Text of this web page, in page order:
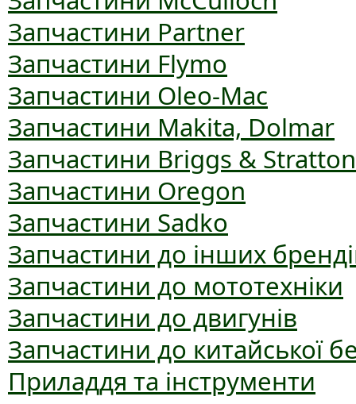
Запчастини Partner
Запчастини Flymo
Запчастини Oleo-Mac
Запчастини Makita, Dolmar
Запчастини Briggs & Stratton
Запчастини Oregon
Запчастини Sadko
Запчастини до інших
Запчастини до мототехніки
Запчастини до двигунів
Запчастини до китайської
Приладдя та інструменти